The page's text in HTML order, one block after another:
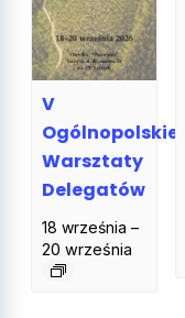
V
Ogólnopolskie
Warsztaty
Delegatów
18 września –
20 września